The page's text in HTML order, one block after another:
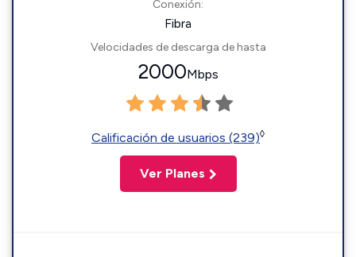
Conexión:
Fibra
Velocidades de descarga de hasta
2000Mbps
Calificación de usuarios (239)◊
Ver Planes